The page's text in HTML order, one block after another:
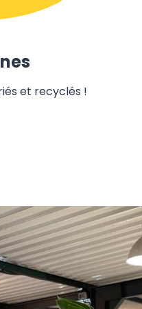
et recyclés !